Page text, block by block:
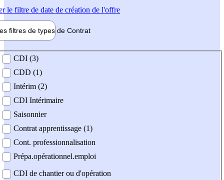
le filtre de date de création de l'offre
filtres de types de Contrat
contrat
CDI (3)
CDD (1)
Intérim (2)
CDI Intérimaire
Saisonnier
Contrat apprentissage (1)
Cont. professionnalisation
Prépa.opérationnel.emploi
CDI de chantier ou d'opération